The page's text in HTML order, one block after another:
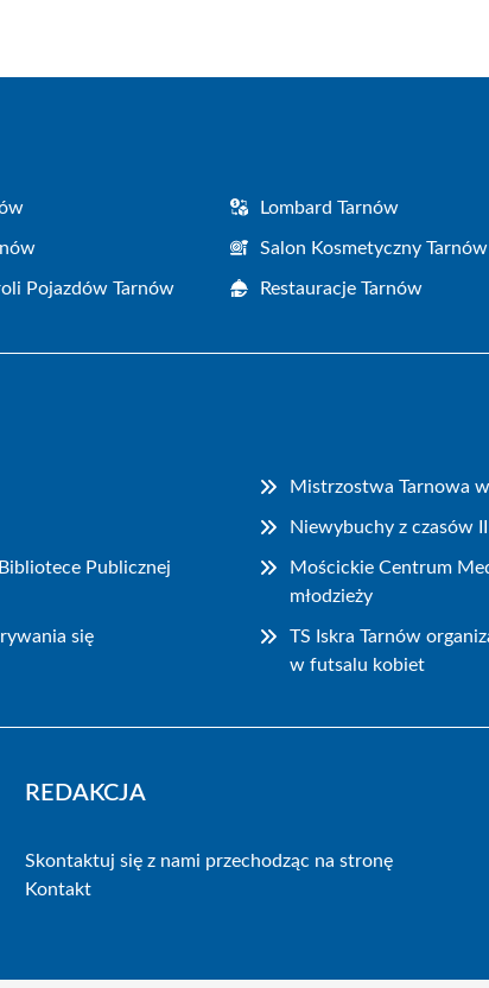
Lombard Tarnów
Salon Kosmetyczny Tarnów
Pojazdów Tarnów Restauracje Tarnów
Mistrzostwa Tarnowa
Niewybuchy z czasów
Publicznej
Mościckie Centrum
młodzieży
się
TS Iskra Tarnów
w futsalu kobiet
REDAKCJA
Skontaktuj się z nami przechodząc na stronę
Kontakt